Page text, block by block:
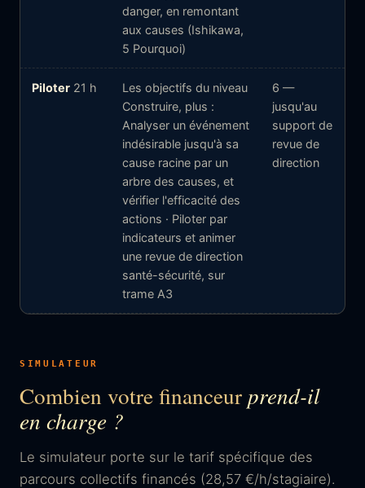
danger, en remontant
aux causes (Ishikawa,
5 Pourquoi)
Piloter 21 h
Les objectifs du niveau
Construire, plus :
Analyser un événement
indésirable jusqu'à sa
cause racine par un
arbre des causes, et
vérifier l'efficacité des
actions · Piloter par
indicateurs et animer
une revue de direction
santé-sécurité, sur
trame A3
6 —
jusqu'au
support de
revue de
direction
SIMULATEUR
Combien votre financeur prend-il
en charge ?
Le simulateur porte sur le tarif spécifique des
parcours collectifs financés (28,57 €/h/stagiaire).